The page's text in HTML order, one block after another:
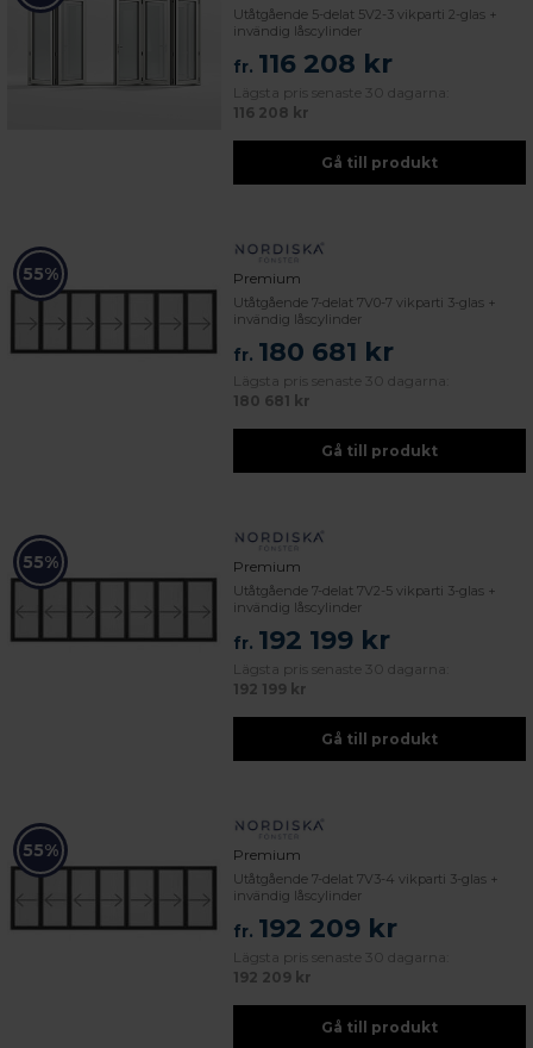
Utåtgående 5-delat 5V2-3 vikparti 2-glas +
invändig låscylinder
fr. 116 208 kr
Lägsta pris senaste 30 dagarna:
116 208 kr
Gå till produkt
55% Premium
Utåtgående 7-delat 7V0-7 vikparti 3-glas +
invändig låscylinder
fr. 180 681 kr
Lägsta pris senaste 30 dagarna:
180 681 kr
Gå till produkt
55% Premium
Utåtgående 7-delat 7V2-5 vikparti 3-glas +
invändig låscylinder
fr. 192 199 kr
Lägsta pris senaste 30 dagarna:
192 199 kr
Gå till produkt
55% Premium
Utåtgående 7-delat 7V3-4 vikparti 3-glas +
invändig låscylinder
fr. 192 209 kr
Lägsta pris senaste 30 dagarna:
192 209 kr
Gå till produkt